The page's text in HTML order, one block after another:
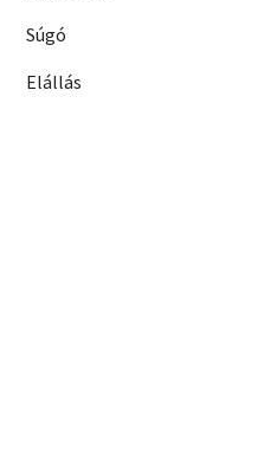
Súgó
Elállás